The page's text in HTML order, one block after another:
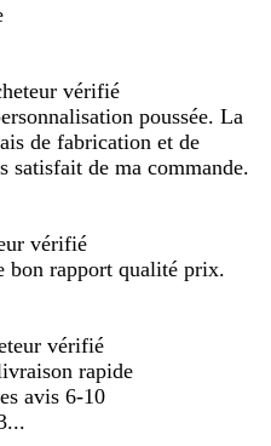
vérifié
poussée. La
de fabrication et de
satisfait de ma commande.
vérifié
bon rapport qualité prix.
vérifié
rapide
avis 6-10
Accéder